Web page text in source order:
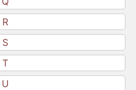
R
S
T
U